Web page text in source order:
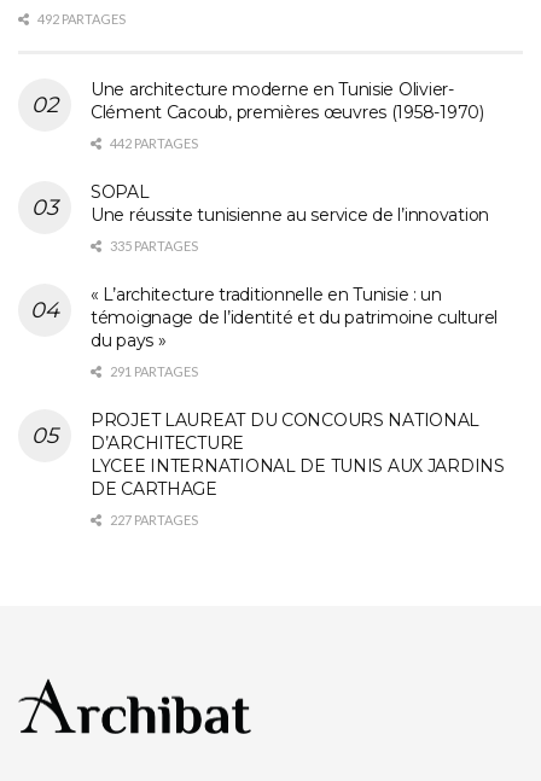
492 PARTAGES
Une architecture moderne en Tunisie Olivier-
Clément Cacoub, premières œuvres (1958-1970)
442 PARTAGES
SOPAL
Une réussite tunisienne au service de l’innovation
335 PARTAGES
« L’architecture traditionnelle en Tunisie : un
témoignage de l’identité et du patrimoine culturel
du pays »
291 PARTAGES
PROJET LAUREAT DU CONCOURS NATIONAL
D’ARCHITECTURE
LYCEE INTERNATIONAL DE TUNIS AUX JARDINS
DE CARTHAGE
227 PARTAGES